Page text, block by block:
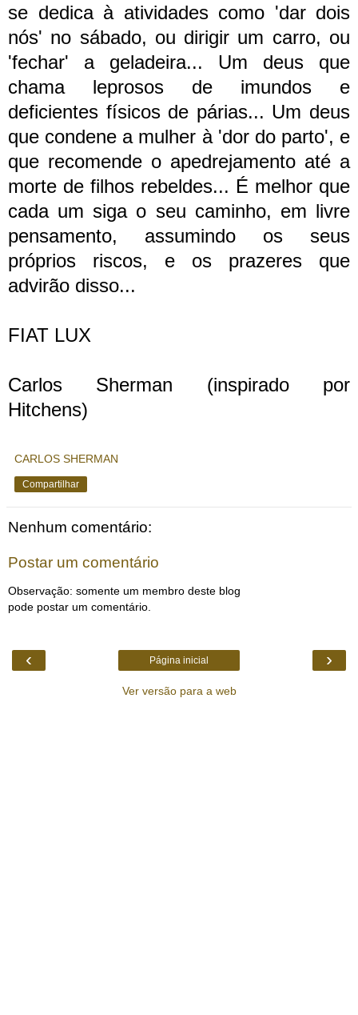
se dedica à atividades como 'dar dois
nós' no sábado, ou dirigir um carro, ou
'fechar' a geladeira... Um deus que
chama leprosos de imundos e
deficientes físicos de párias... Um deus
que condene a mulher à 'dor do parto', e
que recomende o apedrejamento até a
morte de filhos rebeldes... É melhor que
cada um siga o seu caminho, em livre
pensamento, assumindo os seus
próprios riscos, e os prazeres que
advirão disso...
FIAT LUX
Carlos Sherman (inspirado por
Hitchens)
CARLOS SHERMAN
Compartilhar
Nenhum comentário:
Postar um comentário
Observação: somente um membro deste blog
pode postar um comentário.
‹ ›
Página inicial
Ver versão para a web